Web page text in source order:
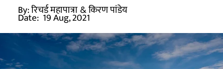
By:रिचर्ड महापात्रा& किरण पांडेय
Date: 19 Aug, 2021